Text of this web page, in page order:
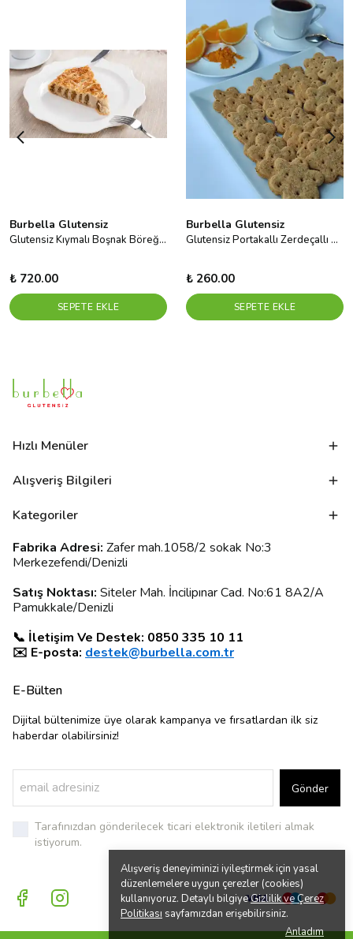
Alışveriş deneyiminizi iyileştirmek için yasal
düzenlemelere uygun çerezler (cookies)
kullanıyoruz. Detaylı bilgiyeGizlilik ve Çerez
Politikası sayfamızdan erişebilirsiniz.
Anladım
Burbella Glutensiz
Glutensiz Kıymalı Boşnak Böreği 400 g
₺ 720.00
SEPETE EKLE
Burbella Glutensiz
Glutensiz Portakallı Zerdeçallı Bisküvi
₺ 260.00
SEPETE EKLE
Hızlı Menüler
Alışveriş Bilgileri
Kategoriler
Fabrika Adresi: Zafer mah.1058/2 sokak No:3
Merkezefendi/Denizli
Satış Noktası: Siteler Mah. İncilipınar Cad. No:61 8A2/A
Pamukkale/Denizli
📞 İletişim Ve Destek: 0850 335 10 11
✉️ E-posta: destek@burbella.com.tr
E-Bülten
Dijital bültenimize üye olarak kampanya ve fırsatlardan ilk siz
haberdar olabilirsiniz!
Gönder
Tarafınızdan gönderilecek ticari elektronik iletileri almak
istiyorum.